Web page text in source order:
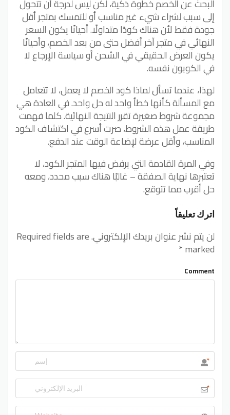
البحث عن الخصم خطوة ذكية، لكن ليس لدرجة أن تتحول
إلى سبب لشراء شيء غير مناسب أو للتمسك بمتجر أقل
جودة فقط لأن هناك كودًا متداولًا. أحيانًا يكون السعر
النهائي في متجر آخر أفضل حتى من بعد الخصم، وأحيانًا
يكون العرض الحقيقي في الشحن أو سياسة الإرجاع لا
في الكوبون نفسه.
لهذا، عندما تسأل لماذا كود الخصم لا يعمل، لا تتعامل
مع المسألة كأنها خطأ واحد له حل واحد. في العادة هي
مجموعة شروط صغيرة تقرر النتيجة النهائية. كلما فهمت
طريقة عمل هذه الشروط، صرت أسرع في اكتشاف الكود
المناسب، وأقل عرضة لإضاعة الوقت عند الدفع.
وفي المرة القادمة التي يرفض فيها المتجر الكود، لا
تعتبرها نهاية الصفقة – غالبًا هناك سبب محدد، ومعه
حل أقرب مما تتوقع.
اترك تعليقاً
لن يتم نشر عنوان بريدك الإلكتروني.Required fields are
marked
*
Comment
*
*